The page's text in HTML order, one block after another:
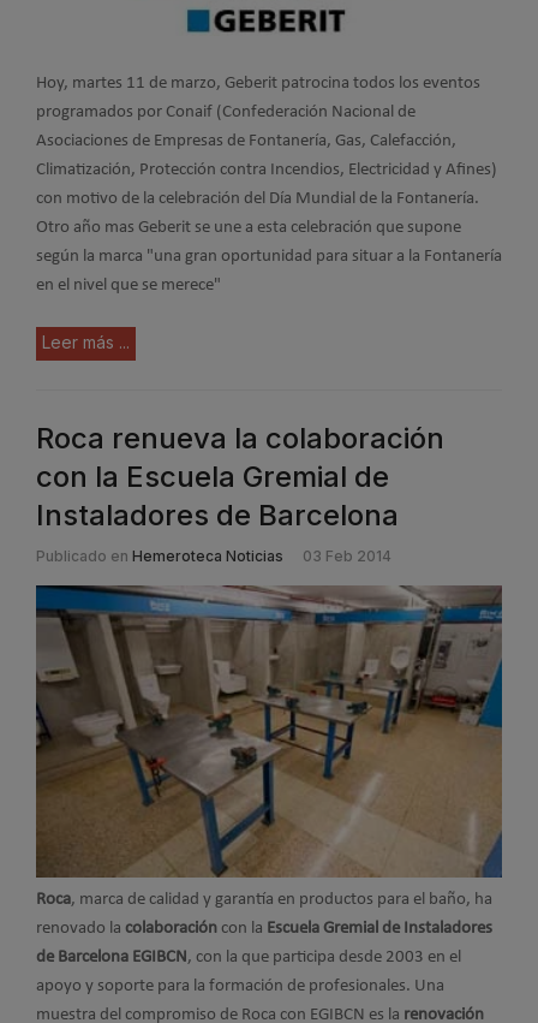
Hoy, martes 11 de marzo, Geberit patrocina todos los eventos
programados por Conaif (Confederación Nacional de
Asociaciones de Empresas de Fontanería, Gas, Calefacción,
Climatización, Protección contra Incendios, Electricidad y Afines)
con motivo de la celebración del Día Mundial de la Fontanería.
Otro año mas Geberit se une a esta celebración que supone
según la marca "una gran oportunidad para situar a la Fontanería
en el nivel que se merece"
Leer más ...
Roca renueva la colaboración
con la Escuela Gremial de
Instaladores de Barcelona
Publicado en Hemeroteca Noticias 03 Feb 2014
Roca, marca de calidad y garantía en productos para el baño, ha
renovado la colaboración con la Escuela Gremial de Instaladores
de Barcelona EGIBCN, con la que participa desde 2003 en el
apoyo y soporte para la formación de profesionales. Una
muestra del compromiso de Roca con EGIBCN es la renovación